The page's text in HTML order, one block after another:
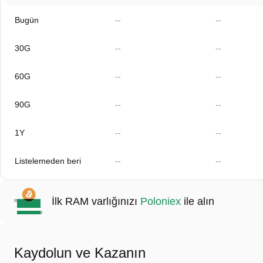
Bugün -- --
30G -- --
60G -- --
90G -- --
1Y -- --
Listelemeden beri -- --
İlk RAM varlığınızı Poloniex ile alın
Kaydolun ve Kazanın